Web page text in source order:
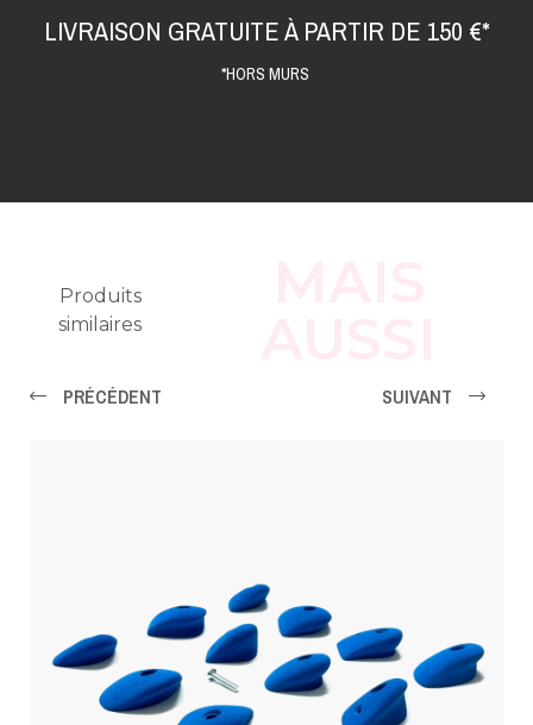
LIVRAISON GRATUITE À PARTIR DE 150 €*
*HORS MURS
Produits
similaires
PRÉCÉDENT SUIVANT